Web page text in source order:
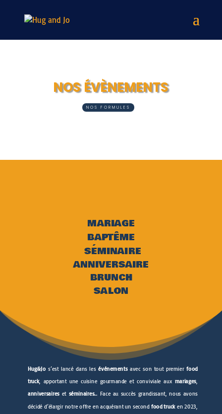
NOS ÉVÈNEMENTS
NOS FORMULES
MARIAGE
BAPTÊME
SÉMINAIRE
ANNIVERSAIRE
BRUNCH
SALON
Hug&Jo s’est lancé dans lesévénementsavec son tout premierfood
truck, apportant une cuisine gourmande et conviviale aux mariages,
anniversaireset séminaires… Face au succès grandissant, nous avons
décidé d’élargir notre offre en acquérant un second food trucken 2023,